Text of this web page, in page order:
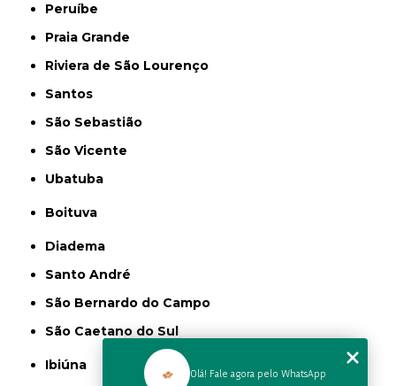
Peruíbe
Praia Grande
Riviera de São Lourenço
Santos
São Sebastião
São Vicente
Ubatuba
Boituva
Diadema
Santo André
São Bernardo do Campo
São Caetano do Sul
Ibiúna
Olá! Fale agora pelo WhatsApp